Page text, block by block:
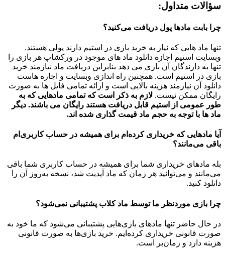
سؤالات متداول:
چرا بابت مادها پول دریافت می‌کنید؟
تنها ماد هایی که نیاز به خرید بازی در استیم دارند پولی هستند.
وبسایت استیم اجازه دانلود ماد های موجود در ورکشاپ هر بازی را
تنها به دارندگان آن بازی می دهد بنابراین دریافت ماد نیازمند خرید
بازی در استیم است. همچنین راه اندازی وبسایت و اجاره هاست
دانلود آن نیازمند هزینه بالایی است و ارائه تمامی فایل ها به صورت
رایگان ممکن نیست. لازم به ذکر است که تمامی مادهایی که به
طور عمومی از استیم قابل دریافت هستند رایگان می باشند. دیگر
ماد ها با توجه به حجم ماد قیمت گذاری شده اند.
آیا مادهایی که خریداری کرده‌ام برای همیشه در حساب‌ کاربری‌ام
باقی می‌مانند؟
بله مادهای خریداری شما برای همیشه در حساب کاربری شما باقی
می‌مانند و می‌توانید هر زمان که ماد آپدیت شد، نسخه به‌روز آن را
دانلود کنید.
چرا بازی موردنظر ما توسط ماد کلاب پشتیبانی نمی‌شود؟
در حال حاضر تنها مادهای بازی‌هایی پشتیبانی می‌شود که ما خود به
صورت قانونی خریداری کرده‌ایم. خرید بازی‌ها به صورت قانونی
هزینه دارد و زمان‌بر است.